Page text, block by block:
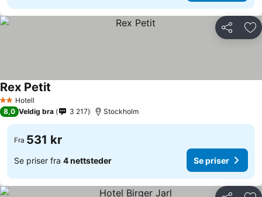
Del
2 Stjerner
Hotell
Rex Petit
8,0 Veldig bra 3 217 Stockholm
Fra 531 kr
Se priser fra 4 nettsteder Se priser